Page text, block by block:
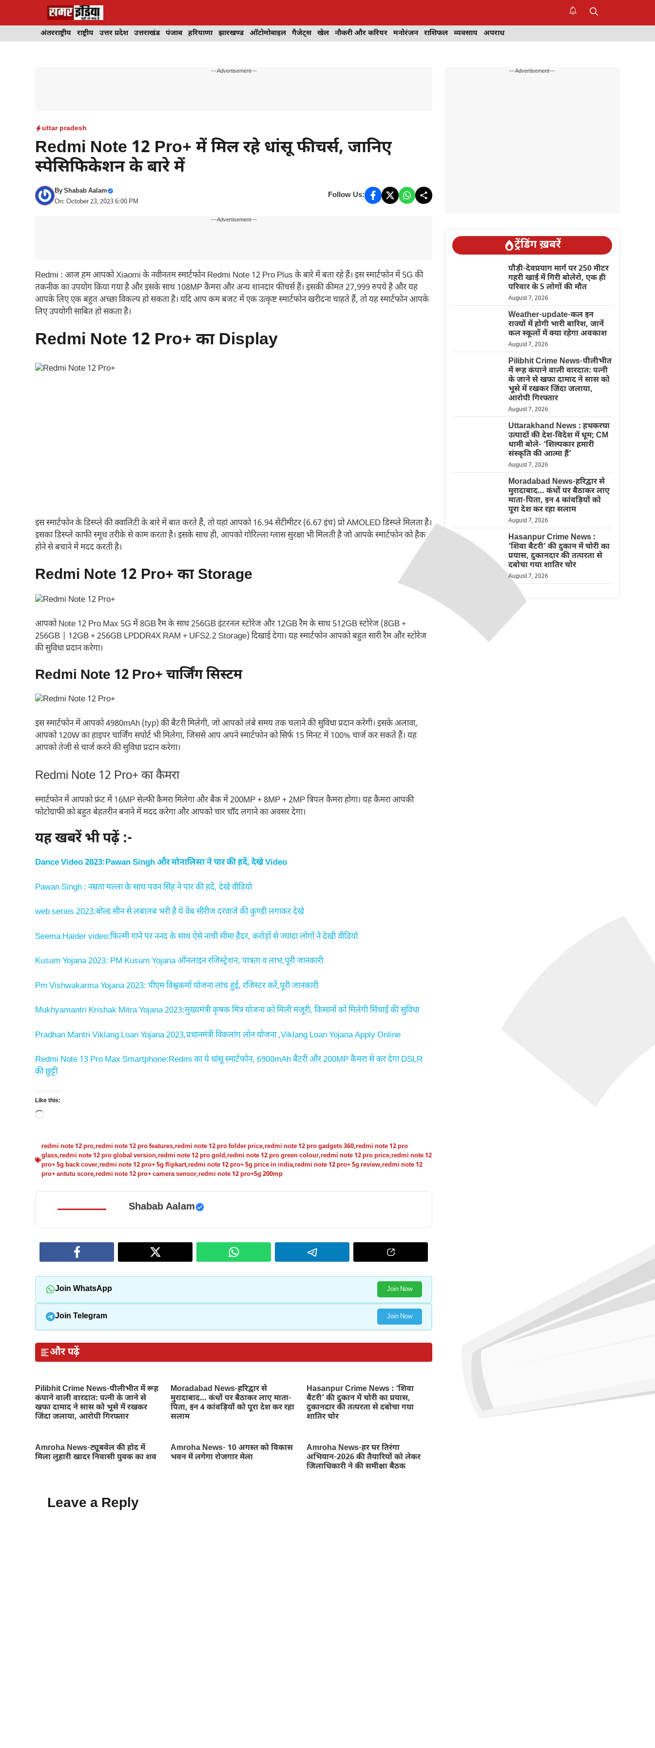
अंतरराष्ट्रीय राष्ट्रीय उत्तर प्रदेश उत्तराखंड पंजाब हरियाणा झारखण्ड ऑटोमोबाइल गैजेट्स खेल नौकरी और करियर मनोरंजन राशिफल व्यवसाय अपराध
---Advertisement---
uttar pradesh
Redmi Note 12 Pro+ में मिल रहे धांसू फीचर्स, जानिए
स्पेसिफिकेशन के बारे में
ByShabab Aalam
On: October 23, 2023 6:00 PM
Follow Us:
---Advertisement---
Redmi : आज हम आपको Xiaomi के नवीनतम स्मार्टफोन Redmi Note 12 Pro Plus के बारे में बता रहे हैं। इस स्मार्टफोन में 5G की
तकनीक का उपयोग किया गया है और इसके साथ 108MP कैमरा और अन्य शानदार फीचर्स हैं। इसकी कीमत 27,999 रुपये है और यह
आपके लिए एक बहुत अच्छा विकल्प हो सकता है। यदि आप कम बजट में एक उत्कृष्ट स्मार्टफोन खरीदना चाहते हैं, तो यह स्मार्टफोन आपके
लिए उपयोगी साबित हो सकता है।
Redmi Note 12 Pro+ का Display
इस स्मार्टफोन के डिस्प्ले की क्वालिटी के बारे में बात करते हैं, तो यहां आपको 16.94 सेंटीमीटर (6.67 इंच) प्रो AMOLED डिस्प्ले मिलता है।
इसका डिस्प्ले काफी स्मूथ तरीके से काम करता है। इसके साथ ही, आपको गोरिल्ला ग्लास सुरक्षा भी मिलती है जो आपके स्मार्टफोन को हैक
होने से बचाने में मदद करती है।
Redmi Note 12 Pro+ का Storage
आपको Note 12 Pro Max 5G में 8GB रैम के साथ 256GB इंटरनल स्टोरेज और 12GB रैम के साथ 512GB स्टोरेज (8GB +
256GB | 12GB + 256GB LPDDR4X RAM + UFS2.2 Storage) दिखाई देगा। यह स्मार्टफोन आपको बहुत सारी रैम और स्टोरेज
की सुविधा प्रदान करेगा।
Redmi Note 12 Pro+ चार्जिंग सिस्टम
इस स्मार्टफोन में आपको 4980mAh (typ) की बैटरी मिलेगी, जो आपको लंबे समय तक चलाने की सुविधा प्रदान करेगी। इसके अलावा,
आपको 120W का हाइपर चार्जिंग सपोर्ट भी मिलेगा, जिससे आप अपने स्मार्टफोन को सिर्फ 15 मिनट में 100% चार्ज कर सकते हैं। यह
आपको तेजी से चार्ज करने की सुविधा प्रदान करेगा।
Redmi Note 12 Pro+ का कैमरा
स्मार्टफोन में आपको फ्रंट में 16MP सेल्फी कैमरा मिलेगा और बैक में 200MP + 8MP + 2MP त्रिपल कैमरा होगा। यह कैमरा आपकी
फोटोग्राफी को बहुत बेहतरीन बनाने में मदद करेगा और आपको चार चाँद लगाने का अवसर देगा।
यह खबरें भी पढ़ें :-
Dance Video 2023:Pawan Singh और मोनालिसा ने पार की हदें, देखे Video
Pawan Singh : नम्रता मल्ला के साथ पवन सिंह ने पार की हदें, देखे वीडियो
web series 2023:बोल्ड सीन से लबालब भरी है ये वेब सीरीज दरवाजे की कुण्डी लगाकर देखे
Seema Haider video:फिल्मी गाने पर ननद के साथ ऐसे नाची सीमा हैदर, करोड़ों से ज्यादा लोगों ने देखी वीडियो
Kusum Yojana 2023: PM Kusum Yojana ऑनलाइन रजिस्ट्रेशन, पात्रता व लाभ,पूरी जानकारी
Pm Vishwakarma Yojana 2023: पीएम विश्वकर्मा योजना लांच हुई, रजिस्टर करें,पूरी जानकारी
Mukhyamantri Krishak Mitra Yojana 2023:मुख्यमंत्री कृषक मित्र योजना को मिली मंजूरी, किसानों को मिलेगी सिंचाई की सुविधा
Pradhan Mantri Viklang Loan Yojana 2023,प्रधानमंत्री विकलांग लोन योजना ,Viklang Loan Yojana Apply Online
Redmi Note 13 Pro Max Smartphone:Redmi का ये धांसू स्मार्टफोन, 6900mAh बैटरी और 200MP कैमरा से कर देगा DSLR
की छुट्टी
Like this:
Loading…
redmi note 12 pro,redmi note 12 pro features,redmi note 12 pro folder price,redmi note 12 pro gadgets 360,redmi note 12 pro
glass,redmi note 12 pro global version,redmi note 12 pro gold,redmi note 12 pro green colour,redmi note 12 pro price,redmi note 12
pro+ 5g back cover,redmi note 12 pro+ 5g flipkart,redmi note 12 pro+ 5g price in india,redmi note 12 pro+ 5g review,redmi note 12
pro+ antutu score,redmi note 12 pro+ camera sensor,redmi note 12 pro+5g 200mp
Shabab Aalam
Join WhatsApp Join Now
Join Telegram Join Now
और पढ़ें
Pilibhit Crime News-पीलीभीत में रूह
कंपाने वाली वारदात: पत्नी के जाने से
खफा दामाद ने सास को भूसे में रखकर
जिंदा जलाया, आरोपी गिरफ्तार
Moradabad News-हरिद्वार से
मुरादाबाद… कंधों पर बैठाकर लाए माता-
पिता, इन 4 कांवड़ियों को पूरा देश कर रहा
सलाम
Hasanpur Crime News : ‘शिवा
बैटरी’ की दुकान में चोरी का प्रयास,
दुकानदार की तत्परता से दबोचा गया
शातिर चोर
Amroha News-ट्यूबवेल की होद में
मिला लुहारी खादर निवासी युवक का शव
Amroha News- 10 अगस्त को विकास
भवन में लगेगा रोजगार मेला
Amroha News-हर घर तिरंगा
अभियान-2026 की तैयारियों को लेकर
जिलाधिकारी ने की समीक्षा बैठक
Leave a Reply
---Advertisement---
ट्रेंडिंग ख़बरें
पौड़ी-देवप्रयाग मार्ग पर 250 मीटर
गहरी खाई में गिरी बोलेरो, एक ही
परिवार के 5 लोगों की मौत
August 7, 2026
Weather-update-कल इन
राज्यों में होगी भारी बारिश, जानें
कल स्कूलों में क्या रहेगा अवकाश
August 7, 2026
Pilibhit Crime News-पीलीभीत
में रूह कंपाने वाली वारदात: पत्नी
के जाने से खफा दामाद ने सास को
भूसे में रखकर जिंदा जलाया,
आरोपी गिरफ्तार
August 7, 2026
Uttarakhand News : हथकरघा
उत्पादों की देश-विदेश में धूम; CM
धामी बोले- ‘शिल्पकार हमारी
संस्कृति की आत्मा हैं’
August 7, 2026
Moradabad News-हरिद्वार से
मुरादाबाद… कंधों पर बैठाकर लाए
माता-पिता, इन 4 कांवड़ियों को
पूरा देश कर रहा सलाम
August 7, 2026
Hasanpur Crime News :
‘शिवा बैटरी’ की दुकान में चोरी का
प्रयास, दुकानदार की तत्परता से
दबोचा गया शातिर चोर
August 7, 2026